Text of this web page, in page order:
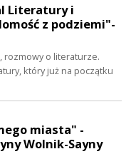
Literatury i
z podziemi"-
rozmowy o literaturze.
który już na początku
miasta" -
Wolnik-Sayny